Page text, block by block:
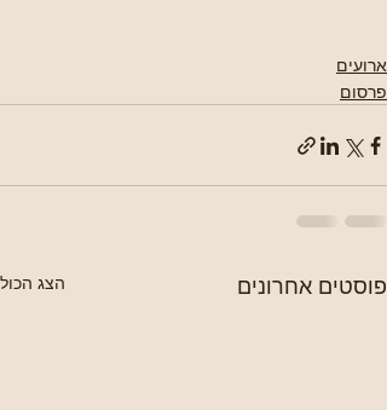
ארועים
פרסום
פוסטים אחרונים הצג הכול